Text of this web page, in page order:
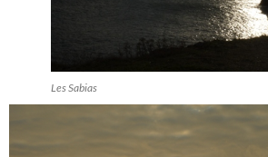
Les Sabias